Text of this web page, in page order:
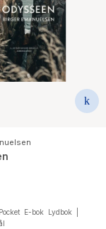
Pocket E-bok Lydbok